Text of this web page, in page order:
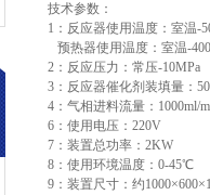
技术参数：
1：反应器使用温度：室温-
预热器使用温度：室温-
2：反应压力：常压-10MPa
3：反应器催化剂装填量：
4：气相进料流量：1000ml/
6：使用电压：220V
7：装置总功率：2KW
8：使用环境温度：0-45℃
9：装置尺寸：约